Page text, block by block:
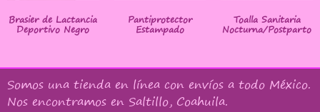
Brasier de Lactancia
Deportivo Negro
Pantiprotector
Estampado
Toalla Sanitaria
Nocturna/Postparto
Somos una tienda en línea con envíos a todo México.
Nos encontramos en Saltillo, Coahuila.